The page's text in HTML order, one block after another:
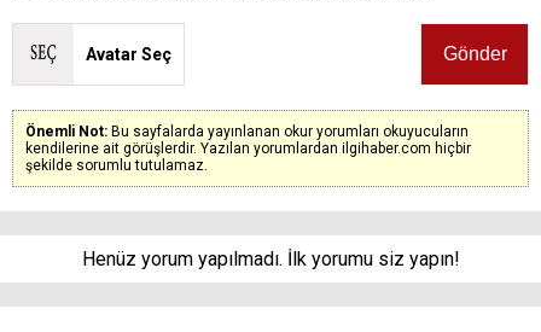
Avatar Seç
Önemli Not: Bu sayfalarda yayınlanan okur yorumları okuyucuların
kendilerine ait görüşlerdir. Yazılan yorumlardan ilgihaber.com hiçbir
şekilde sorumlu tutulamaz.
Henüz yorum yapılmadı. İlk yorumu siz yapın!